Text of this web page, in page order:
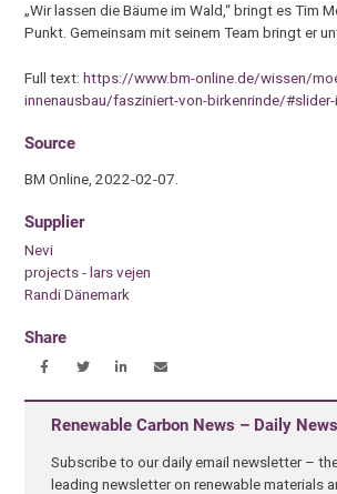
„Wir lassen die Bäume im Wald,“ bringt es Tim
Punkt. Gemeinsam mit seinem Team bringt er
Full text:https://www.bm-online.de/wissen/
innenausbau/fasziniert-von-birkenrinde/
Source
BM Online, 2022-02-07.
Supplier
Nevi
projects - lars vejen
Randi Dänemark
Share
Renewable Carbon News – Daily
Subscribe to our daily email newsletter –
leading newsletter on renewable materials